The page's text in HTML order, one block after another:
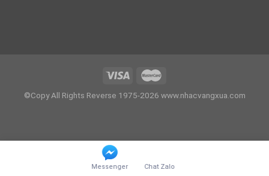
©Copy All Rights Reverse 1975-2026 www.nhacvangxua.com
Messenger Chat Zalo